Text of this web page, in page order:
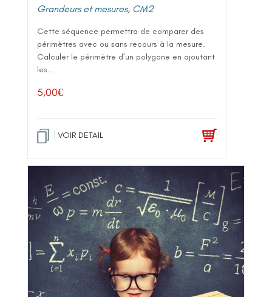
Grandeurs et mesures, CM2
Cette séquence permettra de comparer des
périmètres avec ou sans recours à la mesure.
Calculer le périmètre d’un polygone en ajoutant
les...
5,00€
VOIR DETAIL